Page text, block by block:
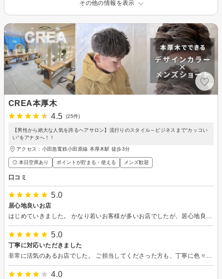
その他の情報を表示
CREA本厚木
4.5
(25件)
【男性から絶大な人気を誇るヘアサロン】流行りのスタイル～ビジネスまで“カッコい
い”をアナタへ！！
アクセス：小田急電鉄小田原線 本厚木駅 徒歩3分
◎ 本日空席あり ポイントが貯まる・使える メンズ歓迎
口コミ
5.0
居心地良いお店
5.0
丁寧に対応いただきました
4.0